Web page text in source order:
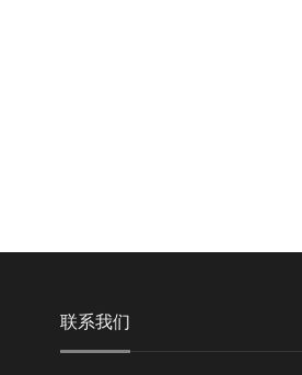
联系我们